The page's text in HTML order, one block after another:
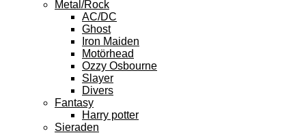
Metal/Rock
AC/DC
Ghost
Iron Maiden
Motörhead
Ozzy Osbourne
Slayer
Divers
Fantasy
Harry potter
Sieraden